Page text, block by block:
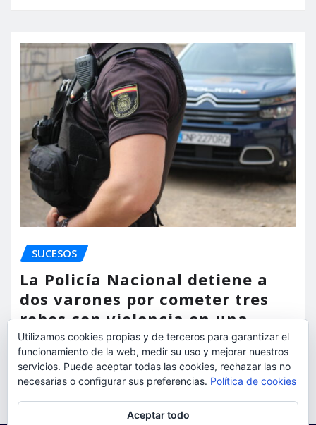
SUCESOS
La Policía Nacional detiene a
dos varones por cometer tres
robos con violencia en una
misma mañana
torrent al dia Ago 7, 2026
Utilizamos cookies propias y de terceros para garantizar el
funcionamiento de la web, medir su uso y mejorar nuestros
servicios. Puede aceptar todas las cookies, rechazar las no
necesarias o configurar sus preferencias. Política de cookies
Aceptar todo